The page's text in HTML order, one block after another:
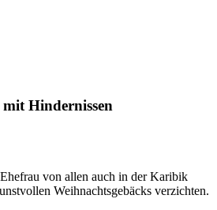
Hindernissen
von allen auch in der Karibik
Weihnachtsgebäcks verzichten.